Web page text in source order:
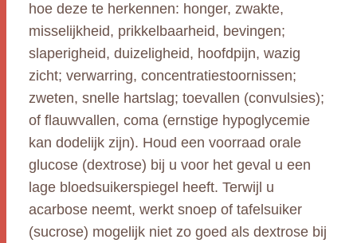
hoe deze te herkennen: honger, zwakte,
misselijkheid, prikkelbaarheid, bevingen;
slaperigheid, duizeligheid, hoofdpijn, wazig
zicht; verwarring, concentratiestoornissen;
zweten, snelle hartslag; toevallen (convulsies);
of flauwvallen, coma (ernstige hypoglycemie
kan dodelijk zijn). Houd een voorraad orale
glucose (dextrose) bij u voor het geval u een
lage bloedsuikerspiegel heeft. Terwijl u
acarbose neemt, werkt snoep of tafelsuiker
(sucrose) mogelijk niet zo goed als dextrose bij